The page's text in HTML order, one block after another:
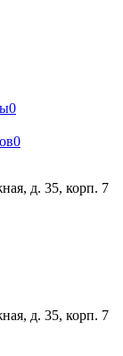
0
0
д. 35, корп. 7
д. 35, корп. 7